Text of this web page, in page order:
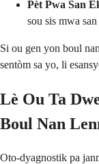
Pèt Pwa San
sou sis mwa
Si ou gen yon boul
sentòm sa yo, li
Lè Ou Ta
Boul Nan
Oto-dyagnostik pa